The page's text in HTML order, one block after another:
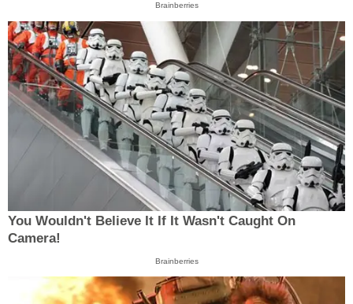
Brainberries
You Wouldn't Believe It If It Wasn't Caught On
Camera!
Brainberries